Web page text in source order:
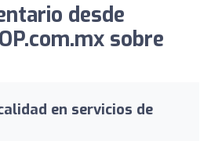
desde
sobre
en servicios de